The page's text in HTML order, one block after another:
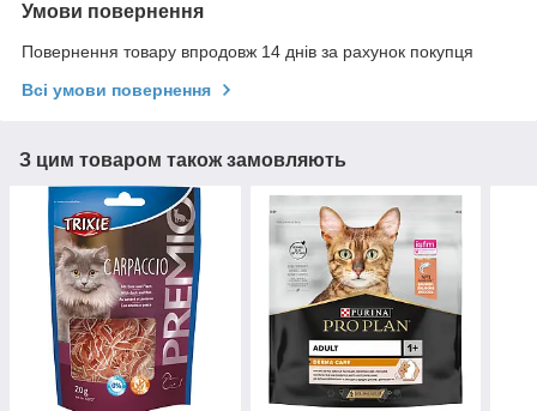
Умови повернення
Повернення товару впродовж 14 днів за рахунок покупця
Всі умови повернення
З цим товаром також замовляють